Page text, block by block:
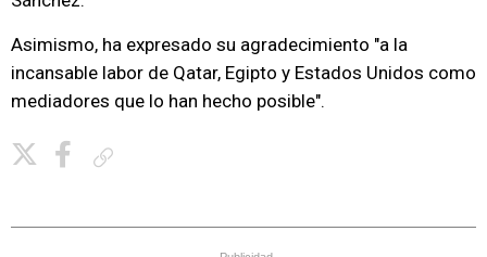
Asimismo, ha expresado su agradecimiento "a la
incansable labor de Qatar, Egipto y Estados Unidos como
mediadores que lo han hecho posible".